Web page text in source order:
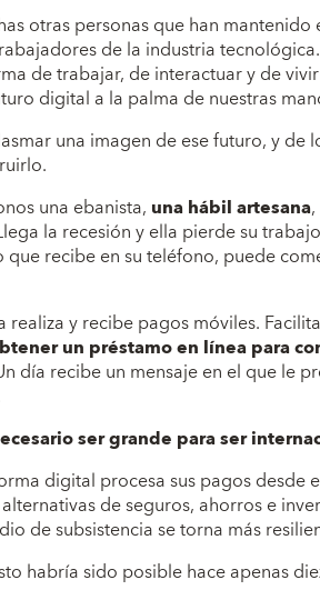
otras personas que han
de la industria
de trabajar, de interactuar y de
digital a la palma de nuestras
una imagen de ese futuro, y de
una ebanista, una hábil artesana
la recesión y ella pierde su
que recibe en su teléfono, puede
realiza y recibe pagos móviles. Facilita
un préstamo en línea para
día recibe un mensaje en el que le
ser grande para ser
digital procesa sus pagos desde
de seguros, ahorros e
de subsistencia se torna más
habría sido posible hace apenas